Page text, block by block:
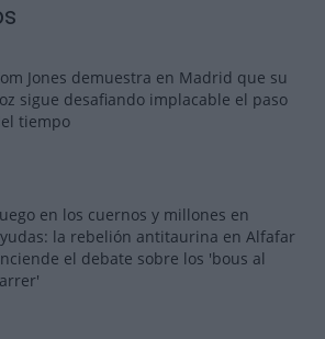
Jones demuestra en Madrid que su
sigue desafiando implacable el paso
tiempo
en los cuernos y millones en
la rebelión antitaurina en Alfafar
el debate sobre los 'bous al